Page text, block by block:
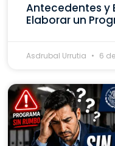
Antecedentes y
Elaborar un
Asdrubal Urrutia 6